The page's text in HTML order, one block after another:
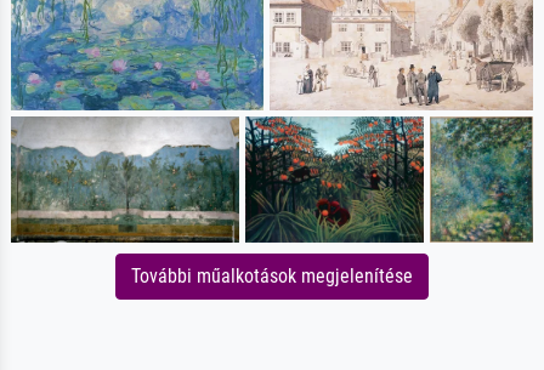
További műalkotások megjelenítése